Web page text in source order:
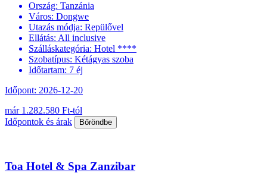
Ország: Tanzánia
Város: Dongwe
Utazás módja: Repülővel
Ellátás: All inclusive
Szálláskategória: Hotel ****
Szobatípus: Kétágyas szoba
Időtartam: 7 éj
Időpont: 2026-12-20
már 1.282.580 Ft-tól
Időpontok és árak
Bőröndbe
Toa Hotel & Spa Zanzibar